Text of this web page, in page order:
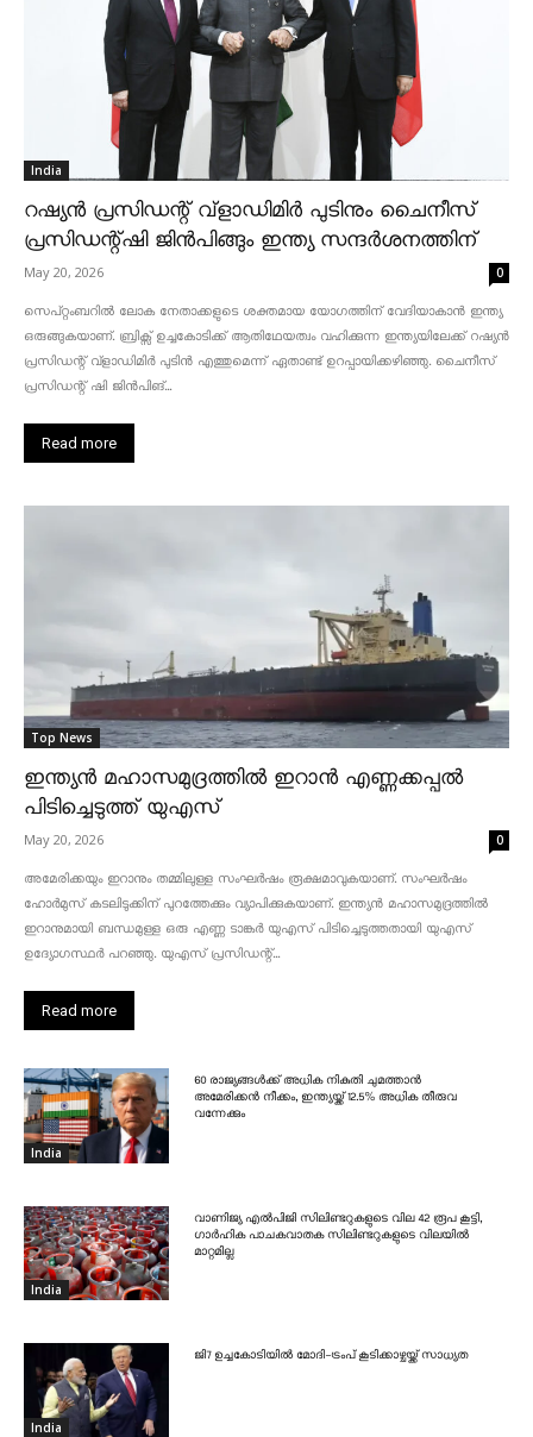
India
റഷ്യൻ പ്രസിഡന്റ് വ്‌ളാഡിമിർ പുടിനും ചൈനീസ്
പ്രസിഡന്റ്ഷി ജിൻപിങ്ങും ഇന്ത്യ സന്ദർശനത്തിന്
May 20, 2026 0
സെപ്റ്റംബറിൽ ലോക നേതാക്കളുടെ ശക്തമായ യോഗത്തിന് വേദിയാകാൻ ഇന്ത്യ
ഒരുങ്ങുകയാണ്. ബ്രിക്സ് ഉച്ചകോടിക്ക് ആതിഥേയത്വം വഹിക്കുന്ന ഇന്ത്യയിലേക്ക് റഷ്യൻ
പ്രസിഡന്റ് വ്‌ളാഡിമിർ പുടിൻ എത്തുമെന്ന് ഏതാണ്ട് ഉറപ്പായിക്കഴിഞ്ഞു. ചൈനീസ്
പ്രസിഡന്റ് ഷി ജിൻപിങ്...
Read more
Top News
ഇന്ത്യൻ മഹാസമുദ്രത്തിൽ ഇറാൻ എണ്ണക്കപ്പൽ
പിടിച്ചെടുത്ത് യുഎസ്
May 20, 2026 0
അമേരിക്കയും ഇറാനും തമ്മിലുള്ള സംഘർഷം രൂക്ഷമാവുകയാണ്. സംഘർഷം
ഹോർമുസ് കടലിടുക്കിന് പുറത്തേക്കും വ്യാപിക്കുകയാണ്. ഇന്ത്യൻ മഹാസമുദ്രത്തിൽ
ഇറാനുമായി ബന്ധമുള്ള ഒരു എണ്ണ ടാങ്കർ യുഎസ് പിടിച്ചെടുത്തതായി യുഎസ്
ഉദ്യോഗസ്ഥർ പറഞ്ഞു. യുഎസ് പ്രസിഡന്റ്...
Read more
India
60 രാജ്യങ്ങൾക്ക് അധിക നികുതി ചുമത്താൻ
അമേരിക്കൻ നീക്കം, ഇന്ത്യയ്ക്ക് 12.5% അധിക തീരുവ
വന്നേക്കും
India
വാണിജ്യ എൽപിജി സിലിണ്ടറുകളുടെ വില 42 രൂപ കൂട്ടി,
ഗാർഹിക പാചകവാതക സിലിണ്ടറുകളുടെ വിലയിൽ
മാറ്റമില്ല
India
ജി7 ഉച്ചകോടിയിൽ മോദി-ട്രംപ് കൂടിക്കാഴ്ചയ്ക്ക് സാധ്യത